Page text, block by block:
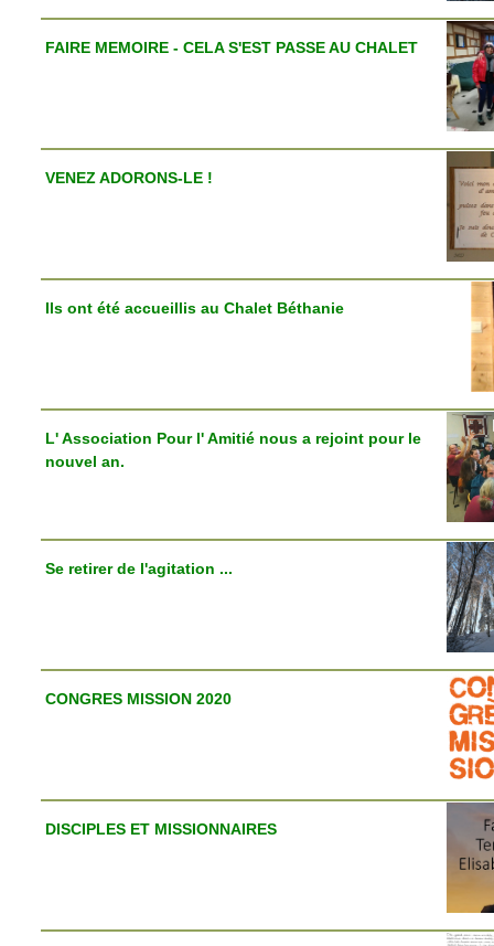
FAIRE MEMOIRE - CELA S'EST PASSE AU CHALET
VENEZ ADORONS-LE !
Ils ont été accueillis au Chalet Béthanie
L' Association Pour l' Amitié nous a rejoint pour le
nouvel an.
Se retirer de l'agitation ...
CONGRES MISSION 2020
DISCIPLES ET MISSIONNAIRES